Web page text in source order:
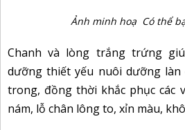
Ảnh minh hoạ Có thể
Chanh và lòng trắng trứng
dưỡng thiết yếu nuôi dưỡng
trong, đồng thời khắc phục các
nám, lỗ chân lông to, xỉn màu,